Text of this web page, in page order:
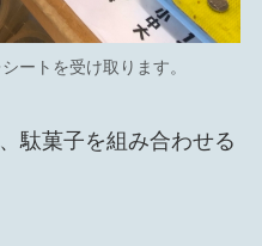
ートを受け取ります。
駄菓子を組み合わせる